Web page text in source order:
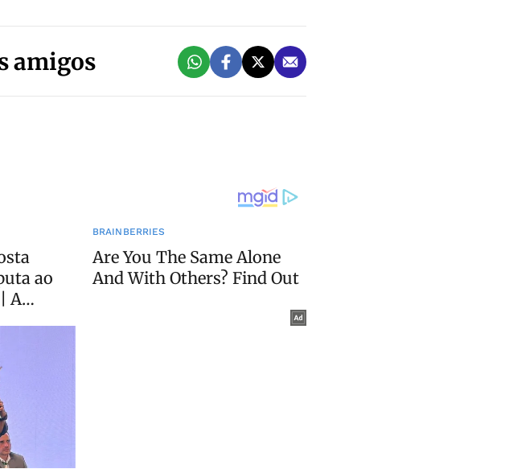
amigos